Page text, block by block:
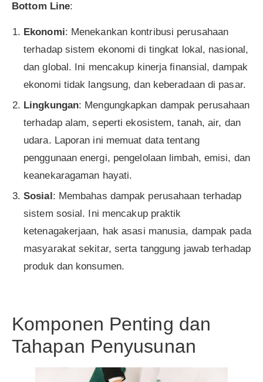
Bottom Line:
Ekonomi: Menekankan kontribusi perusahaan
terhadap sistem ekonomi di tingkat lokal, nasional,
dan global. Ini mencakup kinerja finansial, dampak
ekonomi tidak langsung, dan keberadaan di pasar.
Lingkungan: Mengungkapkan dampak perusahaan
terhadap alam, seperti ekosistem, tanah, air, dan
udara. Laporan ini memuat data tentang
penggunaan energi, pengelolaan limbah, emisi, dan
keanekaragaman hayati.
Sosial : Membahas dampak perusahaan terhadap
sistem sosial. Ini mencakup praktik
ketenagakerjaan, hak asasi manusia, dampak pada
masyarakat sekitar, serta tanggung jawab terhadap
produk dan konsumen.
Komponen Penting dan
Tahapan Penyusunan